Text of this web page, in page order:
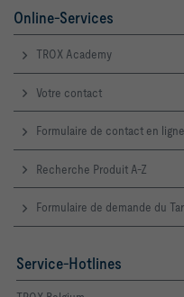
Online-Services
TROX Academy
Votre contact
Formulaire de contact en ligne
Recherche Produit A-Z
Formulaire de demande du
Service-Hotlines